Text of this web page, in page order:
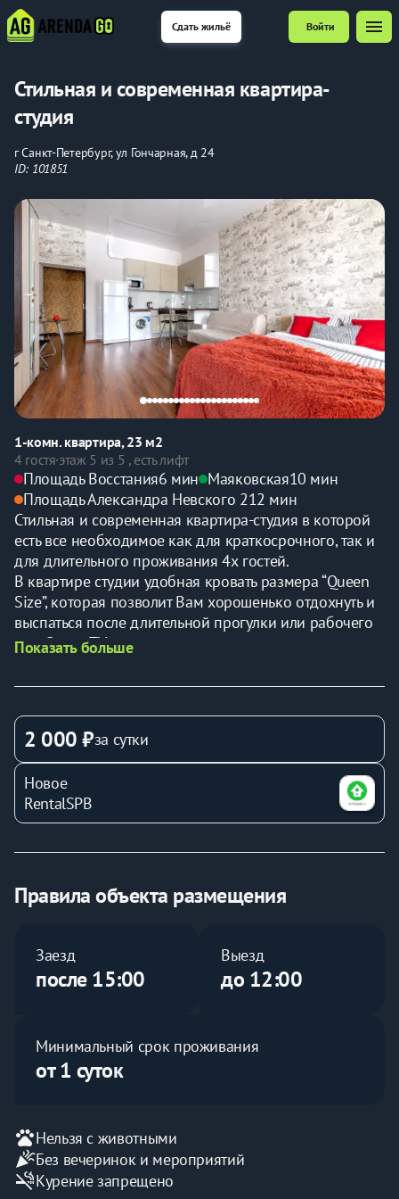
Сдать жильё Войти menu
Стильная и современная квартира-
студия
г Санкт-Петербург, ул Гончарная, д 24
ID: 101851
1-комн. квартира, 23 м2
4 гостя·этаж 5 из 5 , есть лифт
Площадь Восстания6 мин Маяковская10 мин
Площадь Александра Невского 212 мин
Стильная и современная квартира-студия в которой
есть все необходимое как для краткосрочного, так и
для длительного проживания 4х гостей.
В квартире студии удобная кровать размера “Queen
Size”, которая позволит Вам хорошенько отдохнуть и
выспаться после длительной прогулки или рабочего
дня, Smart TV, где можно посмотреть интересный
оборудованная кухня со всей необходимой посудой
Подробнее:
Зона спальни-гостинной:
Двуспальная кровать
раскладное двуспальное кресло Ikea
телевизор
кабельное ТВ
Утюг, гладильная доска
Постельное бельё и полотенца
индукционная плитка
СВЧ печь
электрический чайник
барная стойка
стиральная машинка
Санузел (совмещенный):
душ
туалет
Показать больше
2 000 ₽за сутки
Новое
RentalSPB
Правила объекта размещения
Заезд
после 15:00
Выезд
до 12:00
Минимальный срок проживания
от 1 суток
petsНельзя с животными
celebrationБез вечеринок и мероприятий
smoke_freeКурение запрещено